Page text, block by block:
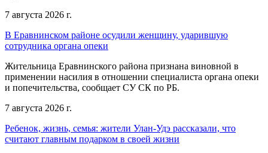
7 августа 2026 г.
В Еравнинском районе осудили женщину, ударившую
сотрудника органа опеки
Жительница Еравнинского района признана виновной в
применении насилия в отношении специалиста органа опеки
и попечительства, сообщает СУ СК по РБ.
7 августа 2026 г.
Ребенок, жизнь, семья: жители Улан-Удэ рассказали, что
считают главным подарком в своей жизни